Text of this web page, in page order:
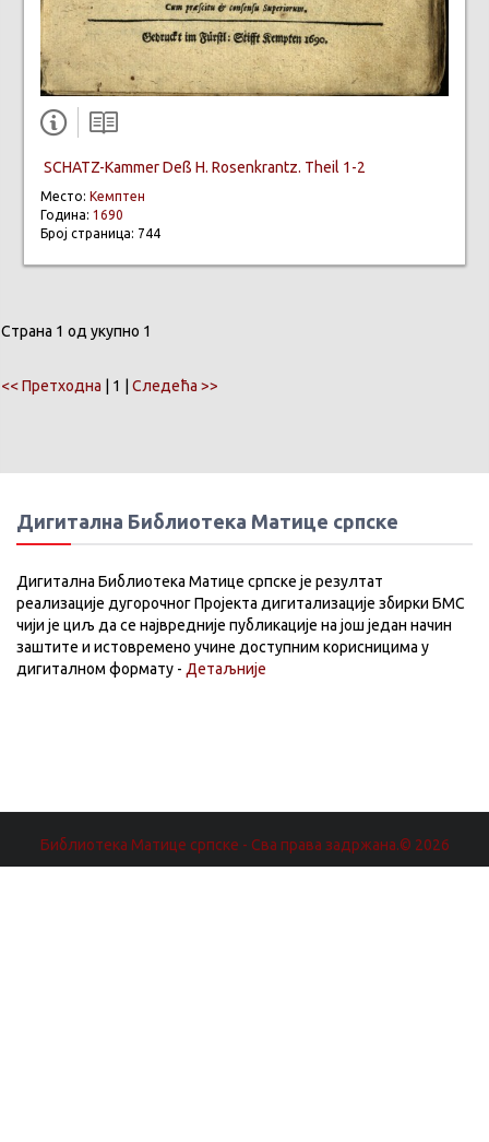
SCHATZ-Kammer Deß H. Rosenkrantz. Theil 1-2
Место: Кемптен
Година: 1690
Број страница: 744
Страна 1 од укупно 1
<< Претходна | 1 | Следећа >>
Дигитална Библиотека Матице српске
Дигитална Библиотека Матице српске је резултат
реализације дугорочног Пројекта дигитализације збирки БМС
чији је циљ да се највредније публикације на још један начин
заштите и истовремено учине доступним корисницима у
дигиталном формату - Детаљније
Библиотека Матице српске - Сва права задржана.© 2026